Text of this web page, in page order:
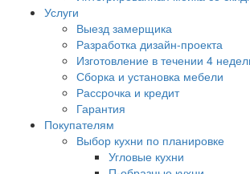
Услуги
Выезд замерщика
Разработка дизайн-проекта
Изготовление в течении 4
Сборка и установка мебели
Рассрочка и кредит
Гарантия
Покупателям
Выбор кухни по планировке
Угловые кухни